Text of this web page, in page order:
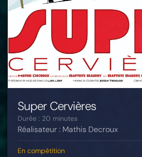
Super Cervières
Durée : 20 minutes
Réalisateur : Mathis Decroux
En compétition